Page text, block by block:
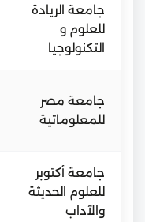
جامعة الريادة
للعلوم و
التكنولوجيا
جامعة مصر
للمعلوماتية
جامعة أكتوبر
للعلوم الحديثة
والآداب